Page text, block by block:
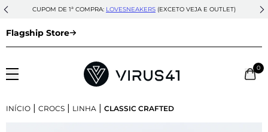
CUPOM DE 1ª COMPRA: LOVESNEAKERS (EXCETO VEJA E OUTLET)
Flagship Store
0
INÍCIO | CROCS | LINHA | CLASSIC CRAFTED